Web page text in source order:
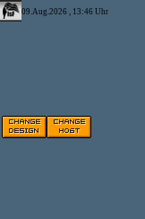
09.Aug.2026 , 13:46 Uhr